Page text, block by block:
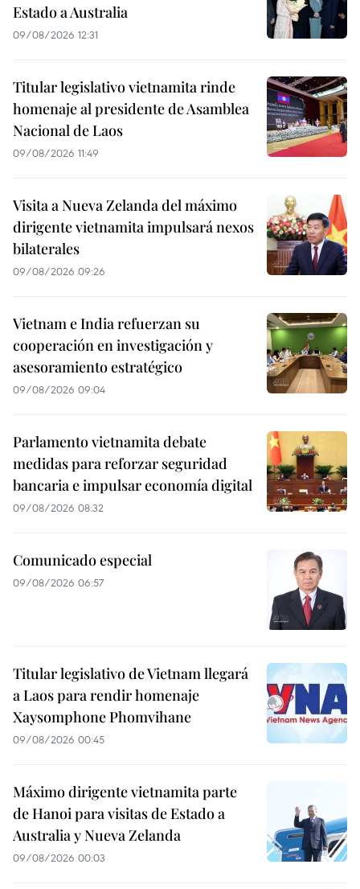
Estado a Australia
09/08/2026 12:31
Titular legislativo vietnamita rinde
homenaje al presidente de Asamblea
Nacional de Laos
09/08/2026 11:49
Visita a Nueva Zelanda del máximo
dirigente vietnamita impulsará nexos
bilaterales
09/08/2026 09:26
Vietnam e India refuerzan su
cooperación en investigación y
asesoramiento estratégico
09/08/2026 09:04
Parlamento vietnamita debate
medidas para reforzar seguridad
bancaria e impulsar economía digital
09/08/2026 08:32
Comunicado especial
09/08/2026 06:57
Titular legislativo de Vietnam llegará
a Laos para rendir homenaje
Xaysomphone Phomvihane
09/08/2026 00:45
Máximo dirigente vietnamita parte
de Hanoi para visitas de Estado a
Australia y Nueva Zelanda
09/08/2026 00:03